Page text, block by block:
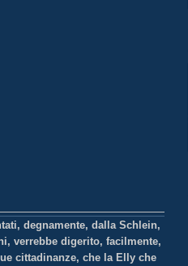
degnamente, dalla Schlein,
verrebbe digerito, facilmente,
cittadinanze, che la Elly che